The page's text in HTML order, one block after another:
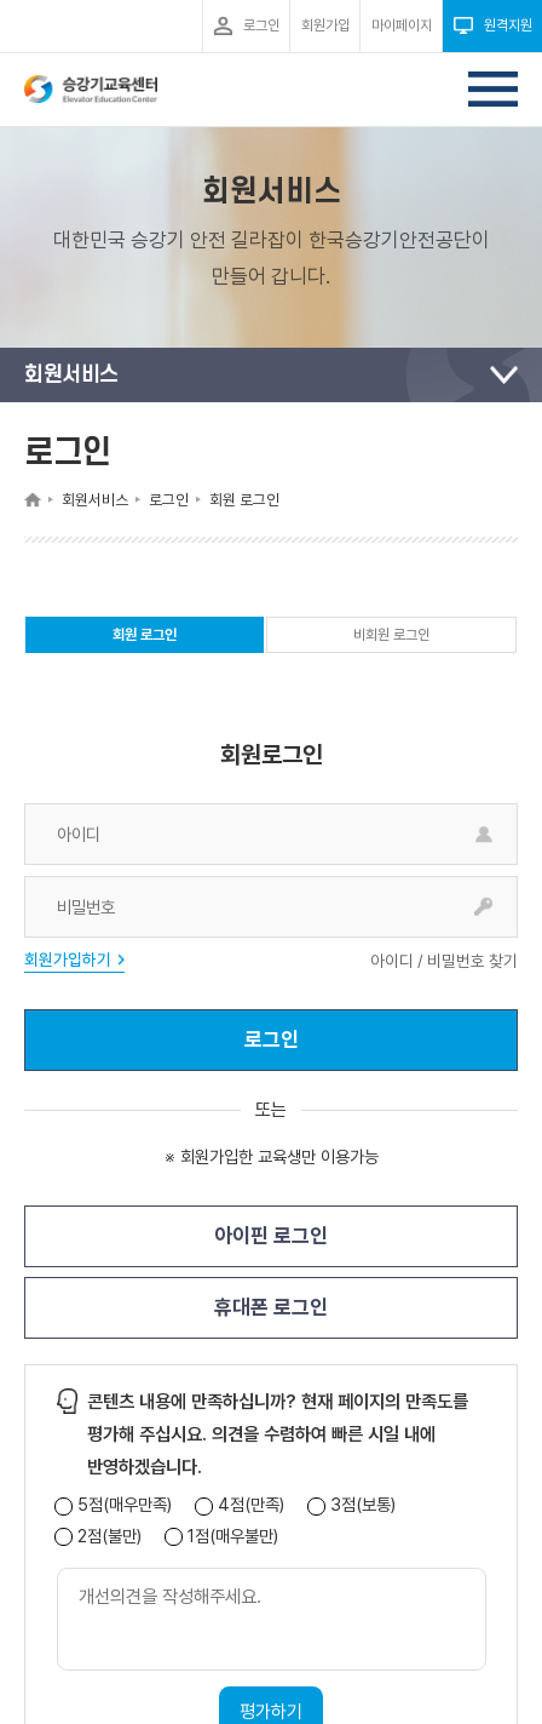
로그인 회원가입 마이페이지 원격지원
회원서비스
대한민국 승강기 안전 길라잡이 한국승강기안전공단이
만들어 갑니다.
회원서비스
로그인
회원서비스 로그인 회원 로그인
회원 로그인
선
비회원 로그인
회원로그인
디
란
번
호
력
회원가입하기 아이디 / 비밀번호 찾기
로그인
또는
※ 회원가입한 교육생만 이용가능
아이핀 로그인
휴대폰 로그인
콘텐츠 내용에 만족하십니까? 현재 페이지의 만족도를
평가해 주십시요. 의견을 수렴하여 빠른 시일 내에
반영하겠습니다.
5점(매우만족) 4점(만족)
3점(보통)
2점(불만)
1점(매우불만)
개
평가하기